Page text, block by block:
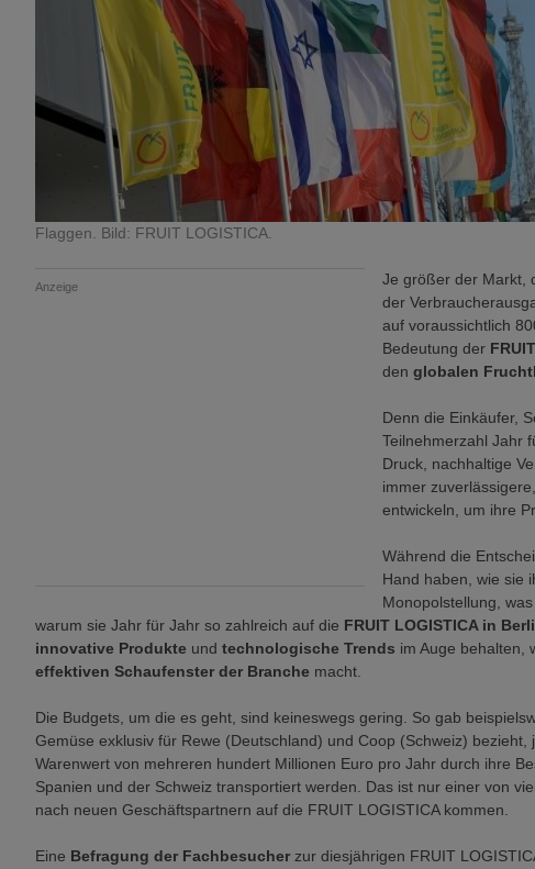
Flaggen. Bild: FRUIT LOGISTICA.
Anzeige
Je größer der Markt,
der
auf voraussichtlich
Bedeutung der
den globalen
Denn die Einkäufer,
Teilnehmerzahl Jahr
Druck, nachhaltige
immer
entwickeln, um ihre
Während die
Hand haben, wie sie
Monopolstellung,
warum sie Jahr für Jahr so zahlreich auf die FRUIT LOGISTICA in
innovative Produkte und technologische Trends im Auge behalten,
effektiven Schaufenster der Branche macht.
Die Budgets, um die es geht, sind keineswegs gering. So gab
Gemüse exklusiv für Rewe (Deutschland) und Coop (Schweiz)
Warenwert von mehreren hundert Millionen Euro pro Jahr durch ihre
Spanien und der Schweiz transportiert werden. Das ist nur einer von
nach neuen Geschäftspartnern auf die FRUIT LOGISTICA kommen.
Eine Befragung der Fachbesucher zur diesjährigen FRUIT